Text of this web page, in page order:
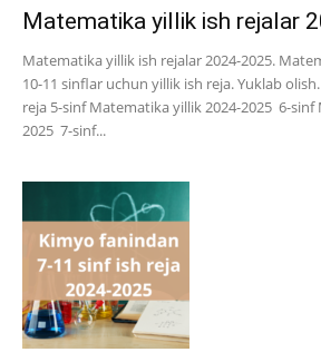
Matematika yillik ish rejalar
Matematika yillik ish rejalar 2024-2025.
10-11 sinflar uchun yillik ish reja. Yuklab
reja 5-sinf Matematika yillik 2024-2025 6-
2025 7-sinf...